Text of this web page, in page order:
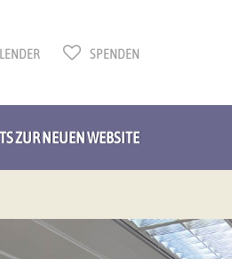
SPENDEN
ZUR NEUEN WEBSITE